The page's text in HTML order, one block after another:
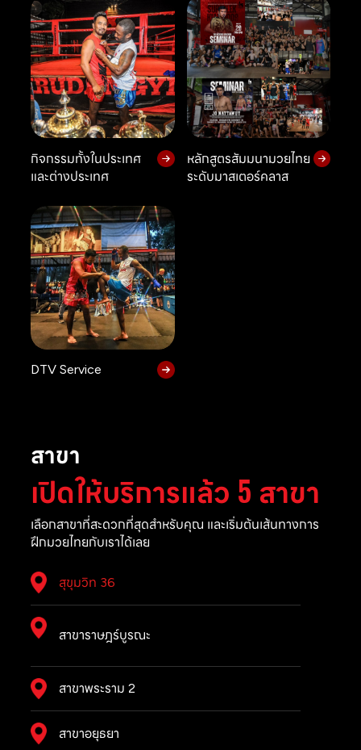
กิจกรรมทั้งในประเทศ
และต่างประเทศ
หลักสูตรสัมมนามวยไทย
ระดับมาสเตอร์คลาส
DTV Service
สาขา
เปิดให้บริการแล้ว 5 สาขา
เลือกสาขาที่สะดวกที่สุดสำหรับคุณ และเริ่มต้นเส้นทางการ
ฝึกมวยไทยกับเราได้เลย
สุขุมวิท 36
สาขาราษฎร์บูรณะ
สาขาพระราม 2
สาขาอยุธยา